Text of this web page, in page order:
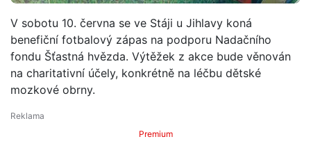
V sobotu 10. června se ve Stáji u Jihlavy koná
benefiční fotbalový zápas na podporu Nadačního
fondu Šťastná hvězda. Výtěžek z akce bude věnován
na charitativní účely, konkrétně na léčbu dětské
mozkové obrny.
Premium